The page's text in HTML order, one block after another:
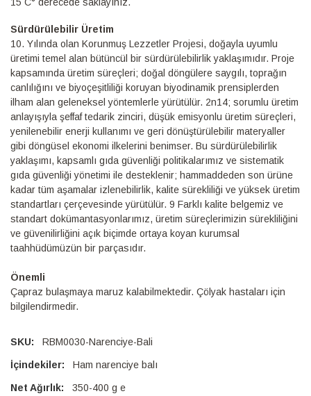
Sürdürülebilir Üretim
10.⁠ ⁠Yılında olan Korunmuş Lezzetler Projesi, doğayla uyumlu
üretimi temel alan bütüncül bir sürdürülebilirlik yaklaşımıdır. Proje
kapsamında üretim süreçleri; doğal döngülere saygılı, toprağın
canlılığını ve biyoçeşitliliği koruyan biyodinamik prensiplerden
ilham alan geleneksel yöntemlerle yürütülür. 2n14; sorumlu üretim
anlayışıyla şeffaf tedarik zinciri, düşük emisyonlu üretim süreçleri,
yenilenebilir enerji kullanımı ve geri dönüştürülebilir materyaller
gibi döngüsel ekonomi ilkelerini benimser. Bu sürdürülebilirlik
yaklaşımı, kapsamlı gıda güvenliği politikalarımız ve sistematik
gıda güvenliği yönetimi ile desteklenir; hammaddeden son ürüne
kadar tüm aşamalar izlenebilirlik, kalite sürekliliği ve yüksek üretim
standartları çerçevesinde yürütülür. 9 Farklı kalite belgemiz ve
standart dokümantasyonlarımız, üretim süreçlerimizin sürekliliğini
ve güvenilirliğini açık biçimde ortaya koyan kurumsal
taahhüdümüzün bir parçasıdır.
Önemli
Çapraz bulaşmaya maruz kalabilmektedir. Çölyak hastaları için
bilgilendirmedir.
RBM0030-Narenciye-Bali
Ham narenciye balı
350-400 g e